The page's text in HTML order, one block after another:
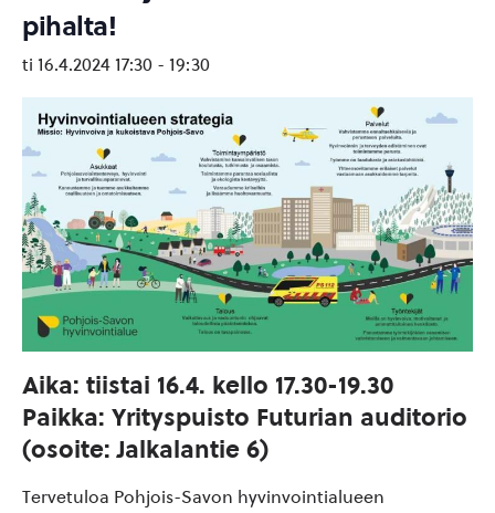
pihalta!
ti 16.4.2024 17:30 - 19:30
Aika: tiistai 16.4. kello 17.30-19.30
Paikka: Yrityspuisto Futurian auditorio
(osoite: Jalkalantie 6)
Tervetuloa Pohjois-Savon hyvinvointialueen